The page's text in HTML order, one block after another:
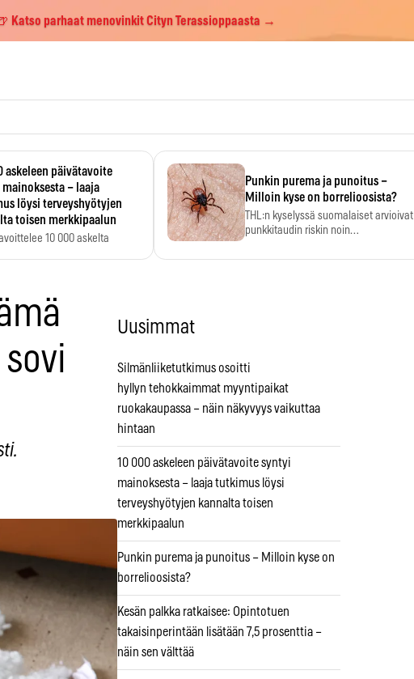
Katso parhaat menovinkit Cityn Terassioppaasta →
askeleen päivätavoite
– laaja
löysi terveyshyötyjen
toisen merkkipaalun
10 000 askelta
Punkin purema ja punoitus –
Milloin kyse on borrelioosista?
THL:n kyselyssä suomalaiset arvioivat
punkkitaudin riskin noin
Uusimmat
Silmänliiketutkimus osoitti
hyllyn tehokkaimmat myyntipaikat
ruokakaupassa – näin näkyvyys vaikuttaa
hintaan
10 000 askeleen päivätavoite syntyi
mainoksesta – laaja tutkimus löysi
terveyshyötyjen kannalta toisen
merkkipaalun
Punkin purema ja punoitus – Milloin kyse on
borrelioosista?
Kesän palkka ratkaisee: Opintotuen
takaisinperintään lisätään 7,5 prosenttia –
näin sen välttää